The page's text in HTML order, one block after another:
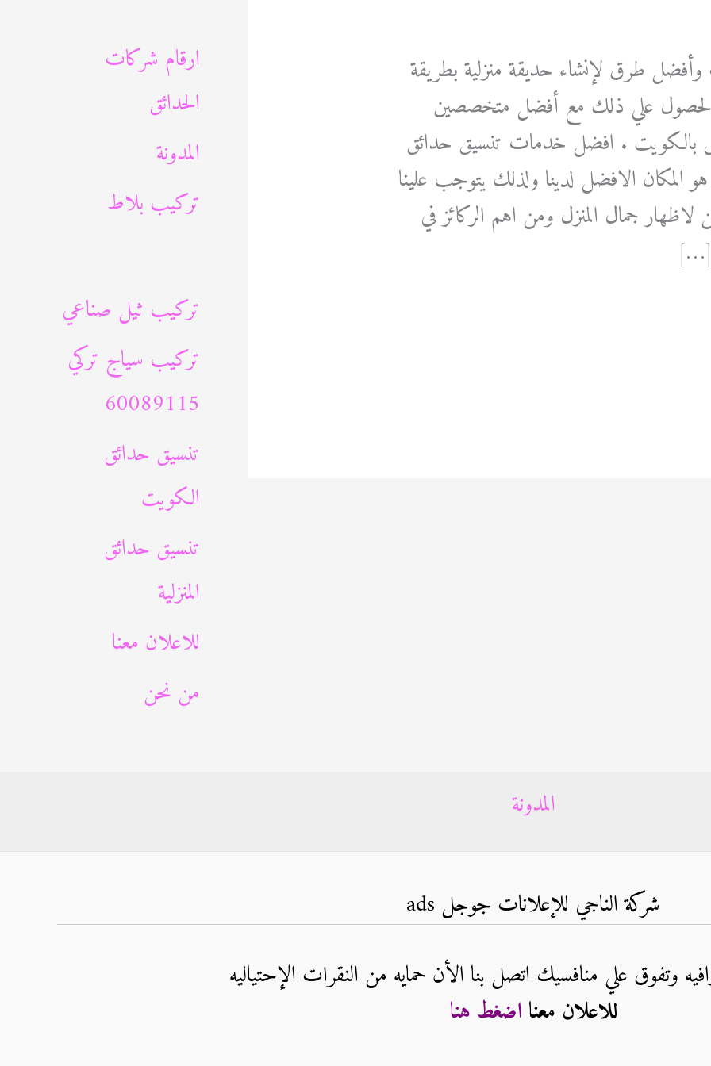
طرق لإنشاء حديقة منزلية بطريقة
الحصول علي ذلك مع أفضل متخصصين
بالكويت . افضل خدمات تنسيق حدائق
هو المكان الافضل لدينا ولذلك يتوجب علينا
لاظهار جمال المنزل ومن اهم الركائز في
[…]
ع
ن
:
ارقام شركات
الحدائق
المدونة
تركيب بلاط
تركيب ثيل صناعي
تركيب سياج تركي
60089115
تنسيق حدائق
الكويت
تنسيق حدائق
المنزلية
للاعلان معنا
من نحن
المدونة
شركة الناجي للإعلانات جوجل ads
وتفوق علي منافسيك اتصل بنا الأن حمايه من النقرات الإحتياليه
للاعلان معنا اضغط هنا